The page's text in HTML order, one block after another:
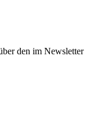
den im Newsletter